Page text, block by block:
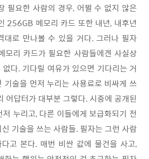
필요한 사람의 경우, 어쩔 수 없지 않은
256GB 메모리 카드 또한 내년, 내후년
대로 만나볼 수 있을 거다. 그러나 필자
모리 카드가 필요한 사람들에겐 사실상
다. 기다릴 여유가 있으면 기다리는 거
기술을 먼저 누리는 사용료로 비싸게 쓰
어답터가 대부분 그렇다. 시중에 공개된
누리고, 다른 이들에게 보급화되기 전
기술을 쓰는 사람들. 필자는 그런 사람
고 본다. 매번 비싼 값에 물건을 사고,